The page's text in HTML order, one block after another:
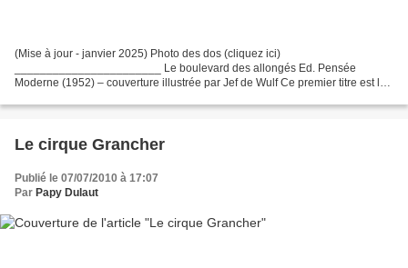
(Mise à jour - janvier 2025) Photo des dos (cliquez ici)
_______________________ Le boulevard des allongés Ed. Pensée
Moderne (1952) – couverture illustrée par Jef de Wulf Ce premier titre est le
Le cirque Grancher
Publié le 07/07/2010 à 17:07
Par Papy Dulaut